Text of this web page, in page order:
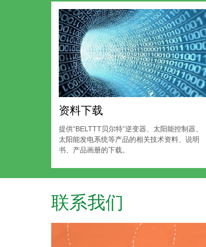
资料下载
提供“BELTTT贝尔特”逆变器、太阳能控制器、
太阳能发电系统等产品的相关技术资料、说明
书、产品画册的下载。
联系我们